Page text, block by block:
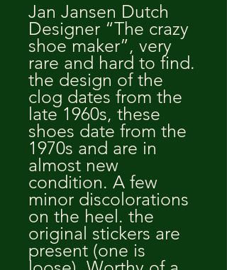
Jan Jansen Dutch
Designer “The crazy
shoe maker”, very
rare and hard to find.
the design of the
clog dates from the
late 1960s, these
shoes date from the
1970s and are in
almost new
condition. A few
minor discolorations
on the heel. the
original stickers are
present (one is